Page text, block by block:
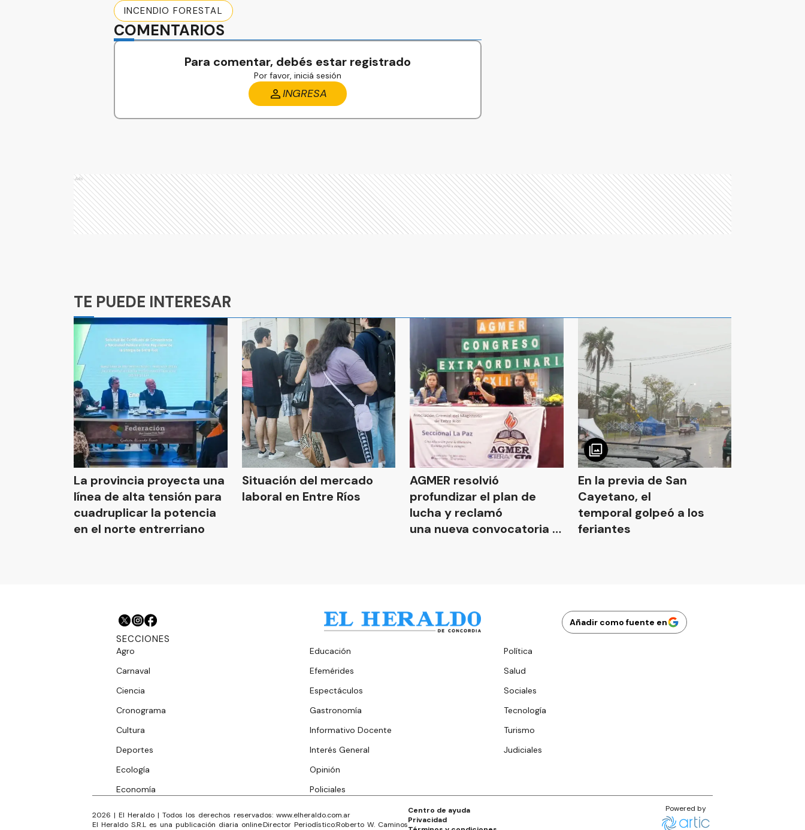
INCENDIO FORESTAL
COMENTARIOS
Para comentar, debés estar registrado
Por favor, iniciá sesión
INGRESA
Ads
TE PUEDE INTERESAR
La provincia proyecta una
línea de alta tensión para
cuadruplicar la potencia
en el norte entrerriano
Situación del mercado
laboral en Entre Ríos
AGMER resolvió
profundizar el plan de
lucha y reclamó
una nueva convocatoria a
En la previa de San
Cayetano, el
temporal golpeó a los
feriantes
Añadir como fuente en
SECCIONES
Agro
Carnaval
Ciencia
Cronograma
Cultura
Deportes
Ecología
Economía
Educación
Efemérides
Espectáculos
Gastronomía
Informativo Docente
Interés General
Opinión
Policiales
Política
Salud
Sociales
Tecnología
Turismo
Judiciales
2026 | El Heraldo | Todos los derechos reservados: www.elheraldo.com.ar
El Heraldo S.R.L es una publicación diaria online·Director Periodístico:Roberto W. CaminosPrivacidad
Centro de ayuda Powered by